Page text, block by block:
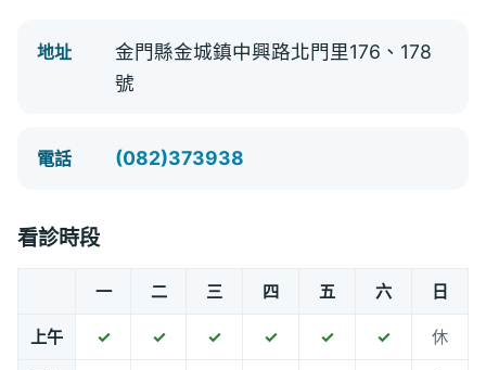
地址
金門縣金城鎮中興路北門里176、178
號
電話 (082)373938
看診時段
一 二 三 四 五 六 日
上午 ✓ ✓ ✓ ✓ ✓ ✓ 休